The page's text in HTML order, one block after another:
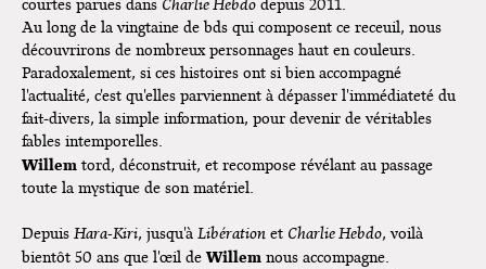
courtes parues dans Charlie Hebdo depuis 2011.
Au long de la vingtaine de bds qui composent ce receuil, nous
découvrirons de nombreux personnages haut en couleurs.
Paradoxalement, si ces histoires ont si bien accompagné
l'actualité, c'est qu'elles parviennent à dépasser l'immédiateté du
fait-divers, la simple information, pour devenir de véritables
fables intemporelles.
Willemtord, déconstruit, et recompose révélant au passage
toute la mystique de son matériel.
Depuis Hara-Kiri, jusqu'à Libération et Charlie Hebdo, voilà
bientôt 50 ans que l'œil deWillem nous accompagne.